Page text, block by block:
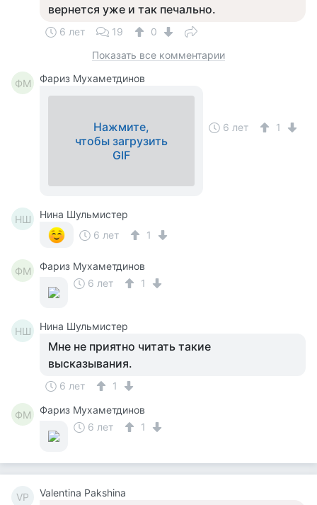
вернется уже и так печально.
6 лет 19
0
Показать все комментарии
ФМ Фариз Мухаметдинов
Нажмите,
чтобы загрузить
GIF
6 лет 1
НШ
Нина Шульмистер
6 лет
1
ФМ
Фариз Мухаметдинов
6 лет
1
НШ Нина Шульмистер
Мне не приятно читать такие
высказывания.
6 лет 1
ФМ
Фариз Мухаметдинов
6 лет
1
VP Valentina Pakshina